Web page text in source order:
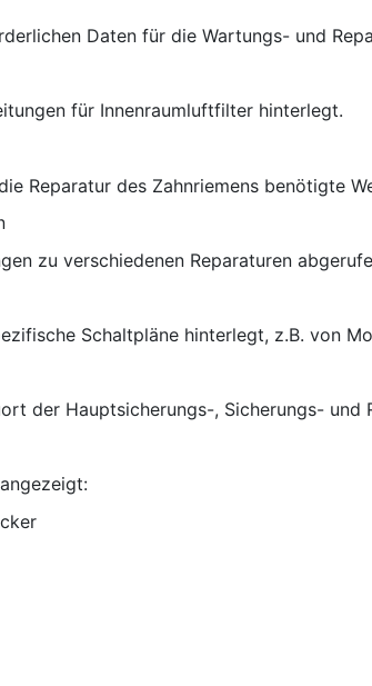
Daten für die Wartungs- und
für Innenraumluftfilter hinterlegt.
Reparatur des Zahnriemens benötigte
zu verschiedenen Reparaturen
Schaltpläne hinterlegt, z.B. von
der Hauptsicherungs-, Sicherungs- und